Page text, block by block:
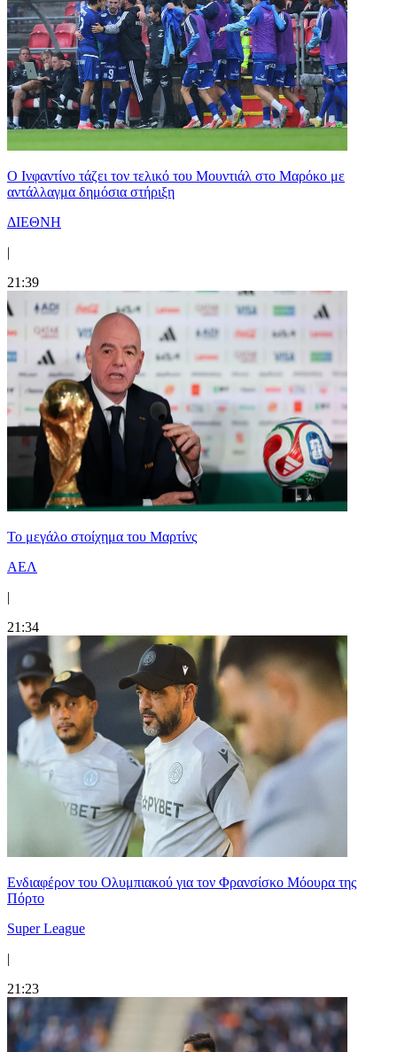
Ο Ινφαντίνο τάζει τον τελικό του Μουντιάλ στο Μαρόκο με
αντάλλαγμα δημόσια στήριξη
ΔΙΕΘΝΗ
|
21:39
Το μεγάλο στοίχημα του Μαρτίνς
ΑΕΛ
|
21:34
Ενδιαφέρον του Ολυμπιακού για τον Φρανσίσκο Μόουρα της
Πόρτο
Super League
|
21:23